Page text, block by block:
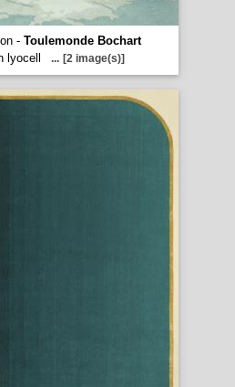
- Toulemonde Bochart
lyocell
... [2 image(s)]